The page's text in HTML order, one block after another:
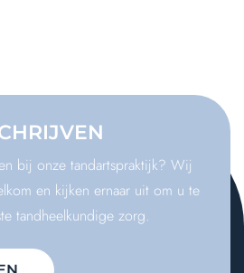
bij onze tandartspraktijk? Wij
en kijken ernaar uit om u te
tandheelkundige zorg.